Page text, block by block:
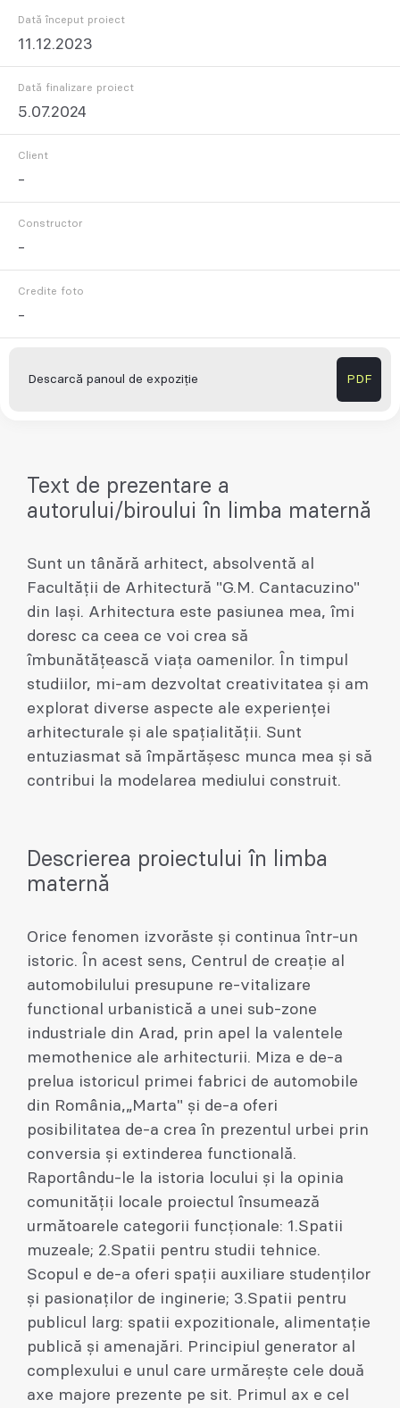
Dată început proiect
11.12.2023
Dată finalizare proiect
5.07.2024
Client
-
Constructor
-
Credite foto
-
Descarcă panoul de expoziție PDF
Text de prezentare a
autorului/biroului în limba maternă
Sunt un tânără arhitect, absolventă al
Facultății de Arhitectură "G.M. Cantacuzino"
din Iași. Arhitectura este pasiunea mea, îmi
doresc ca ceea ce voi crea să
îmbunătățească viața oamenilor. În timpul
studiilor, mi-am dezvoltat creativitatea și am
explorat diverse aspecte ale experienței
arhitecturale și ale spațialității. Sunt
entuziasmat să împărtășesc munca mea și să
contribui la modelarea mediului construit.
Descrierea proiectului în limba
maternă
Orice fenomen izvorăste și continua într-un
istoric. În acest sens, Centrul de creație al
automobilului presupune re-vitalizare
functional urbanistică a unei sub-zone
industriale din Arad, prin apel la valentele
memothenice ale arhitecturii. Miza e de-a
prelua istoricul primei fabrici de automobile
din România,„Marta" şi de-a oferi
posibilitatea de-a crea în prezentul urbei prin
conversia şi extinderea functională.
Raportându-le la istoria locului şi la opinia
comunităţii locale proiectul însumează
următoarele categorii funcționale: 1.Spatii
muzeale; 2.Spatii pentru studii tehnice.
Scopul e de-a oferi spații auxiliare studenților
şi pasionaților de inginerie; 3.Spatii pentru
publicul larg: spatii expozitionale, alimentație
publică şi amenajări. Principiul generator al
complexului e unul care urmăreşte cele două
axe majore prezente pe sit. Primul ax e cel